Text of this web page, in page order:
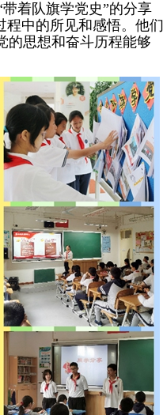
着队旗学党史”的分享
程中的所见和感悟。他们
的思想和奋斗历程能够